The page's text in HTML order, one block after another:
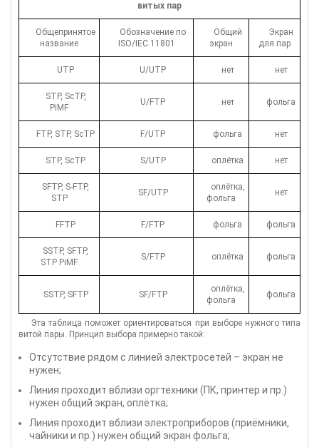
витых пар
Общепринятое
название
Обозначение по
ISO/IEC 11801
Общий
экран
Экран
для пар
UTP U/UTP нет нет
STP, ScTP,
PiMF
U/FTP нет фольга
FTP, STP, ScTP F/UTP фольга нет
STP, ScTP S/UTP оплётка нет
SFTP, S-FTP,
STP
SF/UTP
оплётка,
фольга
нет
FFTP F/FTP фольга фольга
SSTP, SFTP,
STP PiMF
S/FTP оплётка фольга
SSTP, SFTP SF/FTP
оплётка,
фольга
фольга
Эта таблица поможет ориентироваться при выборе нужного типа
витой пары. Принцип выбора примерно такой:
Отсутствие рядом с линией электросетей – экран не
нужен;
Линия проходит вблизи оргтехники (ПК, принтер и пр.)
нужен общий экран, оплётка;
Линия проходит вблизи электроприборов (приёмники,
чайники и пр.) нужен общий экран фольга;